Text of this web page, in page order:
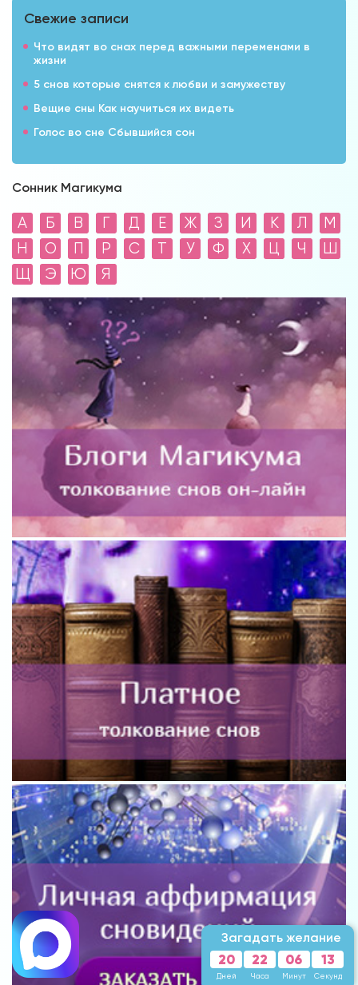
Свежие записи
Что видят во снах перед важными переменами в
жизни
5 снов которые снятся к любви и замужеству
Вещие сны Как научиться их видеть
Голос во сне Сбывшийся сон
Сонник Магикума
А Б В Г Д Е Ж З И К Л
М
Н
О П Р С Т У Ф Х Ц Ч
Ш
Щ
Э Ю Я
Загадать желание
20
Дней
22
Часа
06
Минут
11
Секунд